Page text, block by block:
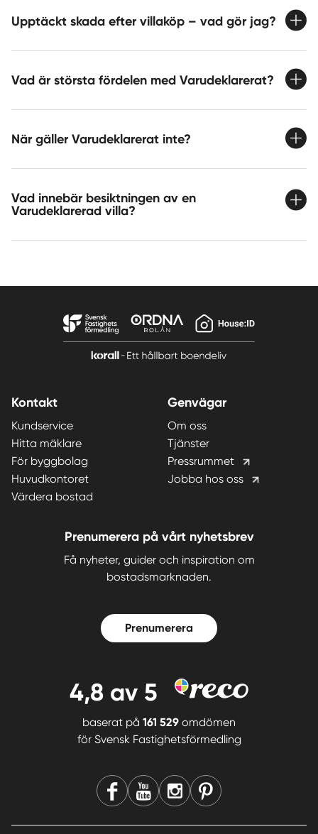
Upptäckt skada efter villaköp – vad gör jag?
Vad är största fördelen med Varudeklarerat?
När gäller Varudeklarerat inte?
Vad innebär besiktningen av en
Varudeklarerad villa?
Kontakt
Kundservice
Hitta mäklare
För byggbolag
Huvudkontoret
Värdera bostad
Genvägar
Om oss
Tjänster
Pressrummet
Jobba hos oss
Prenumerera på vårt nyhetsbrev
Få nyheter, guider och inspiration om
bostadsmarknaden.
Prenumerera
4,8 av 5
baserat på 161 529 omdömen
för Svensk Fastighetsförmedling